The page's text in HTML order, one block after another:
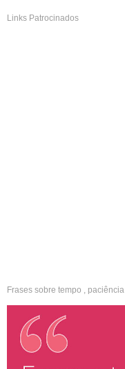
Links Patrocinados
Frases sobre tempo , paciência